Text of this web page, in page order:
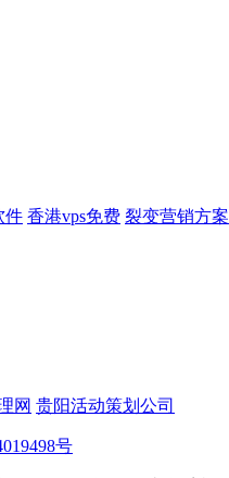
件 香港vps免费 裂变营销方案
网 贵阳活动策划公司
号